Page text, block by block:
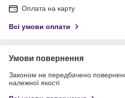
Оплата на карту
Всі умови оплати
Умови повернення
Законом не передбачено
належної якості